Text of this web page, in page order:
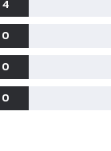
4
0
0
0